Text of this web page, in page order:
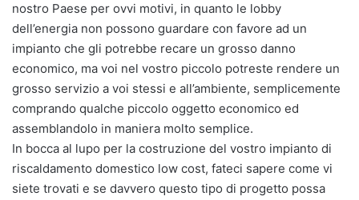
nostro Paese per ovvi motivi, in quanto le lobby
dell’energia non possono guardare con favore ad un
impianto che gli potrebbe recare un grosso danno
economico, ma voi nel vostro piccolo potreste rendere un
grosso servizio a voi stessi e all’ambiente, semplicemente
comprando qualche piccolo oggetto economico ed
assemblandolo in maniera molto semplice.
In bocca al lupo per la costruzione del vostro impianto di
riscaldamento domestico low cost, fateci sapere come vi
siete trovati e se davvero questo tipo di progetto possa